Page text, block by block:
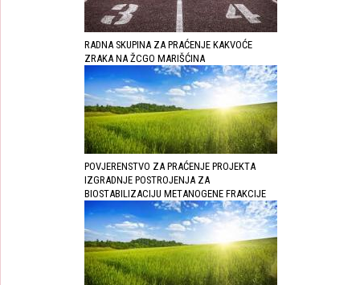
RADNA SKUPINA ZA PRAĆENJE KAKVOĆE
ZRAKA NA ŽCGO MARIŠĆINA
POVJERENSTVO ZA PRAĆENJE PROJEKTA
IZGRADNJE POSTROJENJA ZA
BIOSTABILIZACIJU METANOGENE FRAKCIJE